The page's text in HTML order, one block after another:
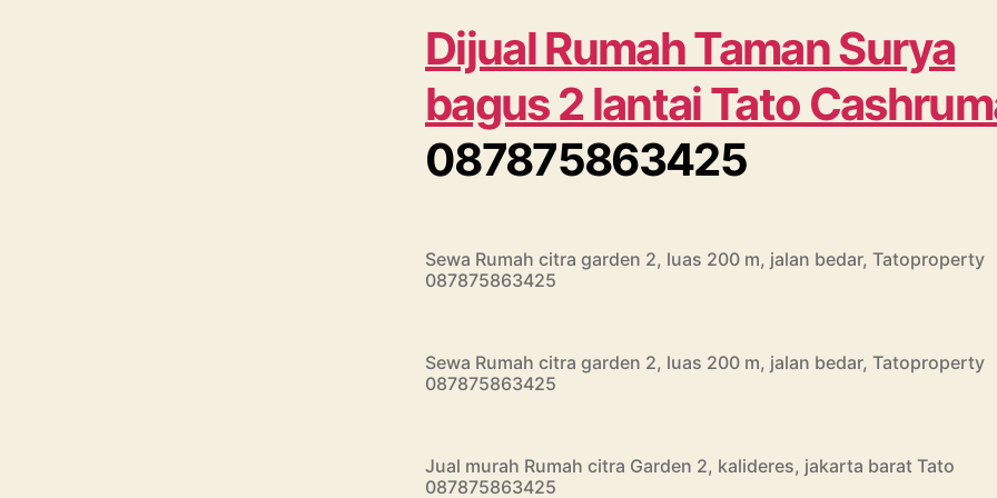
Dijual Rumah Taman Surya
bagus 2 lantai Tato
087875863425
Sewa Rumah citra garden 2, luas 200 m, jalan bedar, Tatoproperty
087875863425
Sewa Rumah citra garden 2, luas 200 m, jalan bedar, Tatoproperty
087875863425
Jual murah Rumah citra Garden 2, kalideres, jakarta barat Tato
087875863425